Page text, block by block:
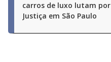
carros de luxo lutam por
Justiça em São Paulo